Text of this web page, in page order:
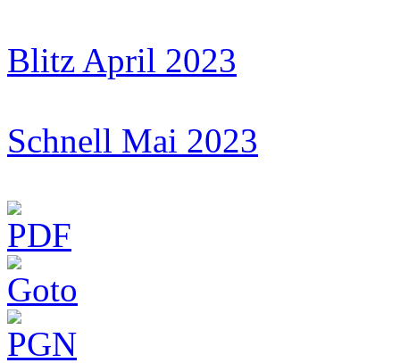
Blitz April 2023
Schnell Mai 2023